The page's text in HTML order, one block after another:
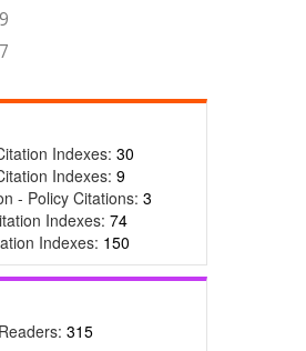
Indexes: 30
Indexes: 9
- Policy Citations: 3
Indexes: 74
Indexes: 150
315